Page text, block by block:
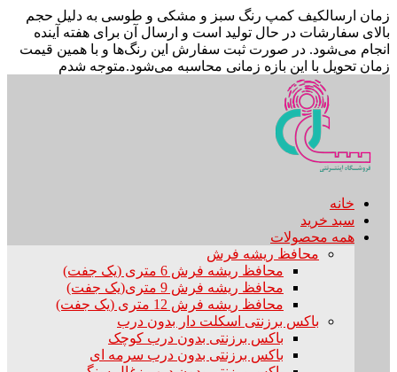
زمان ارسالکیف کمپ رنگ سبز و مشکی و طوسی به دلیل حجم
بالای سفارشات در حال تولید است و ارسال آن برای هفته آینده
انجام می‌شود. در صورت ثبت سفارش این رنگ‌ها و با همین قیمت
زمان تحویل با این بازه زمانی محاسبه می‌شود.متوجه شدم
خانه
سبد خرید
همه محصولات
محافظ ریشه فرش
محافظ ریشه فرش 6 متری (یک جفت)
محافظ ریشه فرش 9 متری(یک جفت)
محافظ ریشه فرش 12 متری (یک جفت)
باکس برزنتی اسکلت دار بدون درب
باکس برزنتی بدون درب کوچک
باکس برزنتی بدون درب سرمه ای